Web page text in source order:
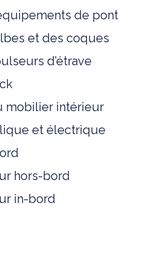
de pont
et des coques
d’étrave
mobilier intérieur
et électrique
hors-bord
in-bord